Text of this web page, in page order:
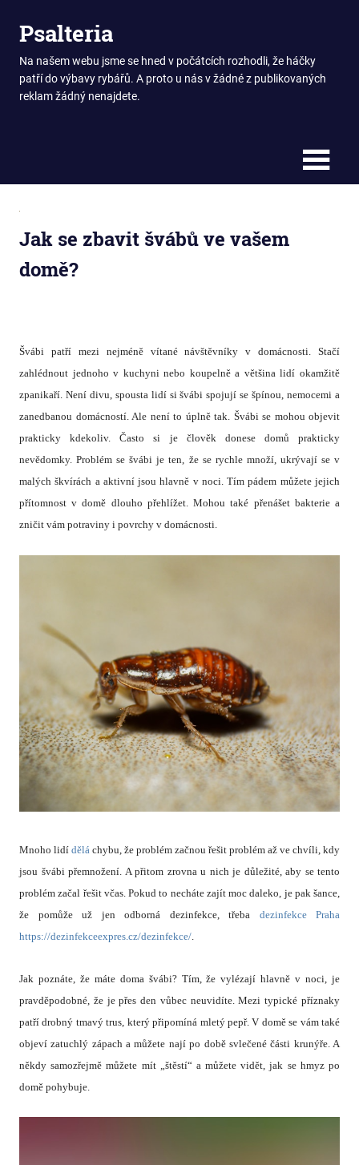
Psalteria
Na našem webu jsme se hned v počátcích rozhodli, že háčky
patří do výbavy rybářů. A proto u nás v žádné z publikovaných
reklam žádný nenajdete.
Jak se zbavit švábů ve vašem
domě?
Švábi patří mezi nejméně vítané návštěvníky v domácnosti. Stačí
zahlédnout jednoho v kuchyni nebo koupelně a většina lidí okamžitě
zpanikaří. Není divu, spousta lidí si švábi spojují se špínou, nemocemi a
zanedbanou domácností. Ale není to úplně tak. Švábi se mohou objevit
prakticky kdekoliv. Často si je člověk donese domů prakticky
nevědomky.Problém se švábi je ten, že se rychle množí, ukrývají se v
malých škvírách a aktivní jsou hlavně v noci. Tím pádem můžete jejich
přítomnost v domě dlouho přehlížet. Mohou také přenášet bakterie a
zničit vám potraviny i povrchy v domácnosti.
Mnoho lidí dělá chybu, že problém začnou řešit problém až ve chvíli, kdy
jsou švábi přemnožení. A přitom zrovna u nich je důležité, aby se tento
problém začal řešit včas. Pokud to necháte zajít moc daleko, je pak šance,
že pomůže už jen odborná dezinfekce, třeba dezinfekce Praha
https://dezinfekceexpres.cz/dezinfekce/.
Jak poznáte, že máte doma švábi? Tím, že vylézají hlavně v noci, je
pravděpodobné, že je přes den vůbec neuvidíte. Mezi typické příznaky
patří drobný tmavý trus, který připomíná mletý pepř. V domě se vám také
objeví zatuchlý zápach a můžete nají po době svlečené části krunýře. A
někdy samozřejmě můžete mít „štěstí“ a můžete vidět, jak se hmyz po
domě pohybuje.